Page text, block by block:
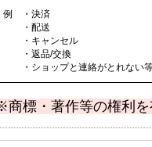
例 ・決済
・配送
・キャンセル
・返品/交換
・ショップと連絡がとれない等
商標・著作等の権利を